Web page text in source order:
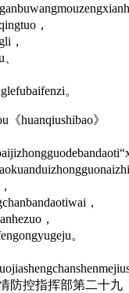
，
，
。
huanqiushibao》
，
，
。
防控指挥部第二十九